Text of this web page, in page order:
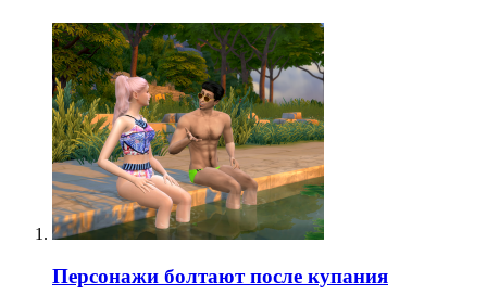
Персонажи болтают после купания